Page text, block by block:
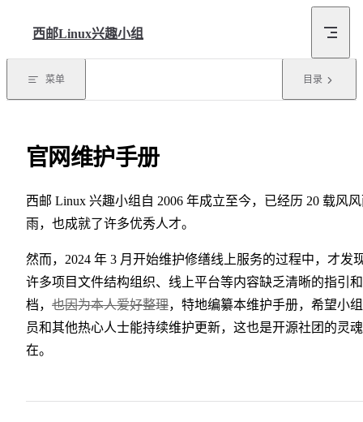
西邮Linux兴趣小组
菜单 目录
官网维护手册
西邮 Linux 兴趣小组自 2006 年成立至今，已经历 20 载风
雨，也成就了许多优秀人才。
然而，2024 年 3 月开始维护修缮线上服务的过程中，才发
许多项目文件结构组织、线上平台等内容缺乏清晰的指引
档， 也因为本人爱好整理，特地编纂本维护手册，希望小
员和其他热心人士能持续维护更新，这也是开源社团的灵
在。